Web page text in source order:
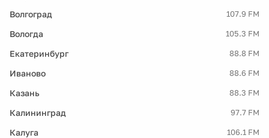
Волгоград 107.9 FM
Вологда 105.3 FM
Екатеринбург 88.8 FM
Иваново 88.6 FM
Казань 88.3 FM
Калининград 97.7 FM
Калуга 106.1 FM